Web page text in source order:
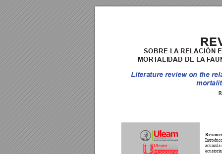
SOBRE LA RELACIÓN
MORTALIDAD DE LA F
Literature review on the
acumula